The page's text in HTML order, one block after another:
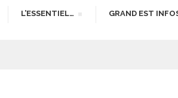
L’ESSENTIEL… GRAND EST